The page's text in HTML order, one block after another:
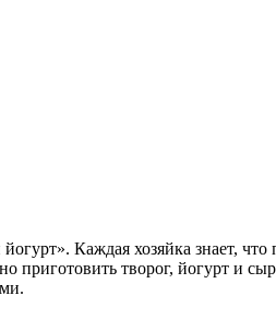
Каждая хозяйка знает,
приготовить творог, йогурт и